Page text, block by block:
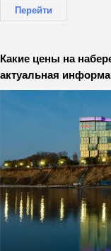
Перейти
Какие цены на
актуальная